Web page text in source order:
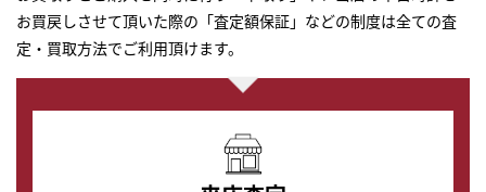
お買戻しさせて頂いた際の「査定額保証」などの制度は全ての査
定・買取方法でご利用頂けます。